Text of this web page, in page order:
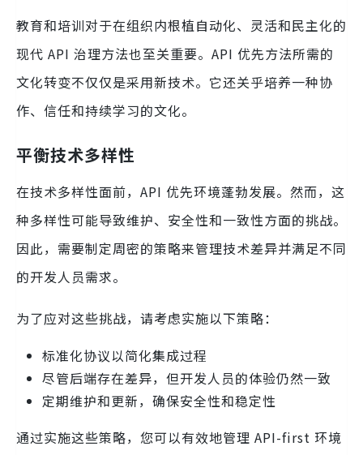
教育和培训对于在组织内根植自动化、灵活和民主化的
现代 API 治理方法也至关重要。API 优先方法所需的
文化转变不仅仅是采用新技术。它还关乎培养一种协
作、信任和持续学习的文化。
平衡技术多样性
在技​​术多样性面前，API 优先环境蓬勃发展。然而，这
种多样性可能导致维护、安全性和一致性方面的挑战。
因此，需要制定周密的策略来管理技术差异并满足不同
的开发人员需求。
为了应对这些挑战，请考虑实施以下策略：
标准化协议以简化集成过程
尽管后端存在差异，但开发人员的体验仍然一致
定期维护和更新，确保安全性和稳定性
通过实施这些策略，您可以有效地管理 API-first 环境